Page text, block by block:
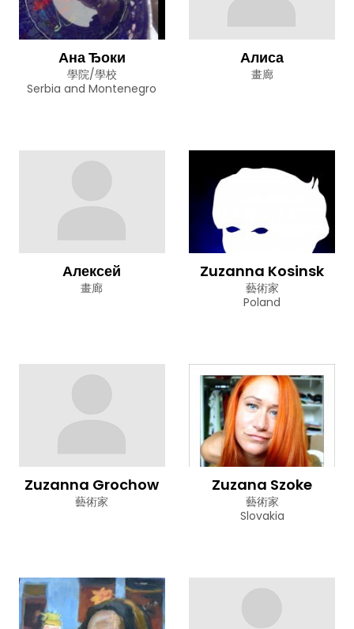
Ана Ђоки
學院/學校
Serbia and Montenegro
Алиса
畫廊
Алексей
畫廊
Zuzanna Kosinsk
藝術家
Poland
Zuzanna Grochow
藝術家
Zuzana Szoke
藝術家
Slovakia